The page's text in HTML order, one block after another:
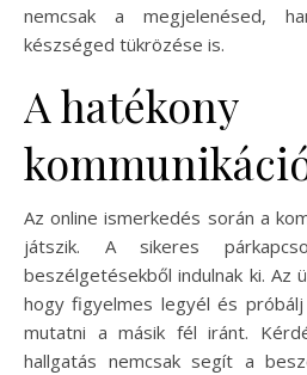
nemcsak a megjelenésed,
készséged tükrözése is.
A hatékony
Az online ismerkedés során a
játszik. A sikeres
beszélgetésekből indulnak ki. Az
hogy figyelmes legyél és
mutatni a másik fél iránt.
hallgatás nemcsak segít a